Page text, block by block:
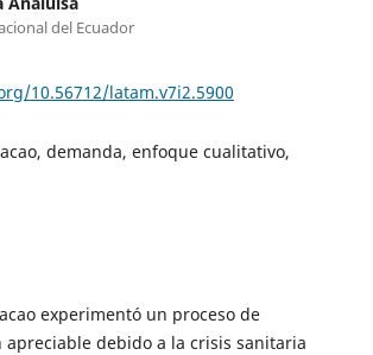
del Ecuador
10.56712/latam.v7i2.5900
demanda, enfoque cualitativo,
experimentó un proceso de
apreciable debido a la crisis sanitaria